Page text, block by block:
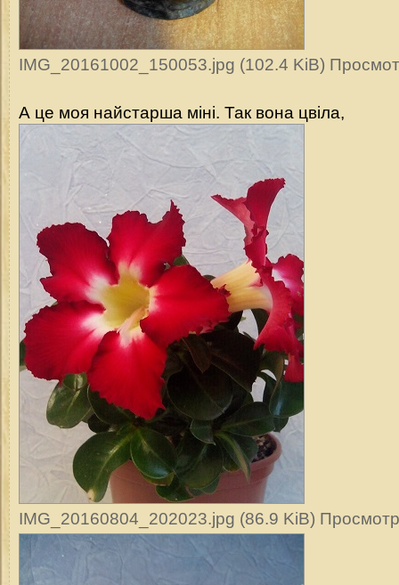
IMG_20161002_150053.jpg (102.4 KiB)
А це моя найстарша міні. Так вона цвіла,
IMG_20160804_202023.jpg (86.9 KiB)